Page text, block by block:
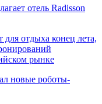
отель Radisson
рынке
новые роботы-